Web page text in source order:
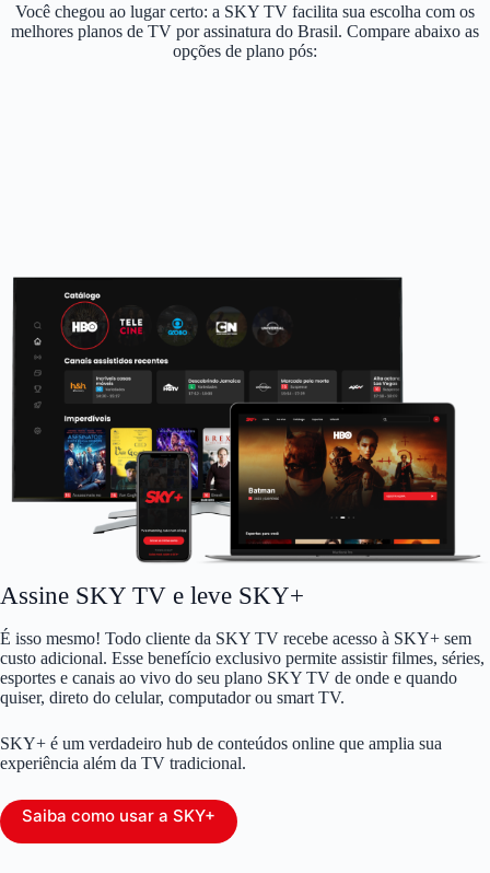
Você chegou ao lugar certo: a SKY TV facilita sua escolha com os
melhores planos de TV por assinatura do Brasil. Compare abaixo as
opções de plano pós:
Assine SKY TV e leve SKY+
É isso mesmo! Todo cliente da SKY TV recebe acesso à SKY+ sem
custo adicional. Esse benefício exclusivo permite assistir filmes, séries,
esportes e canais ao vivo do seu plano SKY TV de onde e quando
quiser, direto do celular, computador ou smart TV.
SKY+ é um verdadeiro hub de conteúdos online que amplia sua
experiência além da TV tradicional.
Saiba como usar a SKY+